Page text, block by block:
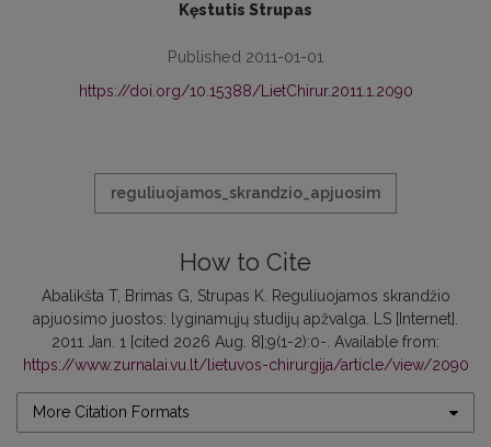
Kęstutis Strupas
Published 2011-01-01
https://doi.org/10.15388/LietChirur.2011.1.2090
reguliuojamos_skrandzio_apjuosim
How to Cite
Abalikšta T, Brimas G, Strupas K. Reguliuojamos skrandžio
apjuosimo juostos: lyginamųjų studijų apžvalga. LS [Internet].
2011 Jan. 1 [cited 2026 Aug. 8];9(1-2):0-. Available from:
https://www.zurnalai.vu.lt/lietuvos-chirurgija/article/view/2090
More Citation Formats